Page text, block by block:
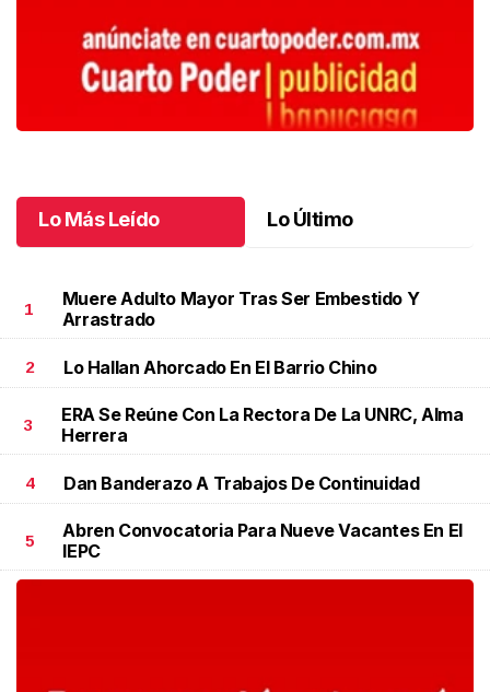
Lo Más Leído Lo Último
1
Muere Adulto Mayor Tras Ser Embestido Y
Arrastrado
2 Lo Hallan Ahorcado En El Barrio Chino
3
ERA Se Reúne Con La Rectora De La UNRC, Alma
Herrera
4 Dan Banderazo A Trabajos De Continuidad
5
Abren Convocatoria Para Nueve Vacantes En El
IEPC